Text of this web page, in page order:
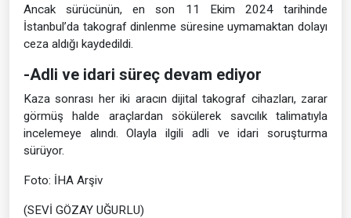
Ancak sürücünün, en son 11 Ekim 2024 tarihinde
İstanbul’da takograf dinlenme süresine uymamaktan dolayı
ceza aldığı kaydedildi.
-Adli ve idari süreç devam ediyor
Kaza sonrası her iki aracın dijital takograf cihazları, zarar
görmüş halde araçlardan sökülerek savcılık talimatıyla
incelemeye alındı. Olayla ilgili adli ve idari soruşturma
sürüyor.
Foto: İHA Arşiv
(SEVİ GÖZAY UĞURLU)